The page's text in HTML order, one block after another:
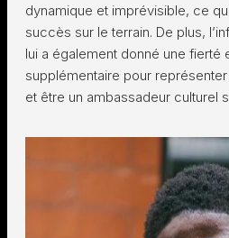
dynamique et imprévisible, ce
succès sur le terrain. De plus,
lui a également donné une fierté
supplémentaire pour
et être un ambassadeur culturel